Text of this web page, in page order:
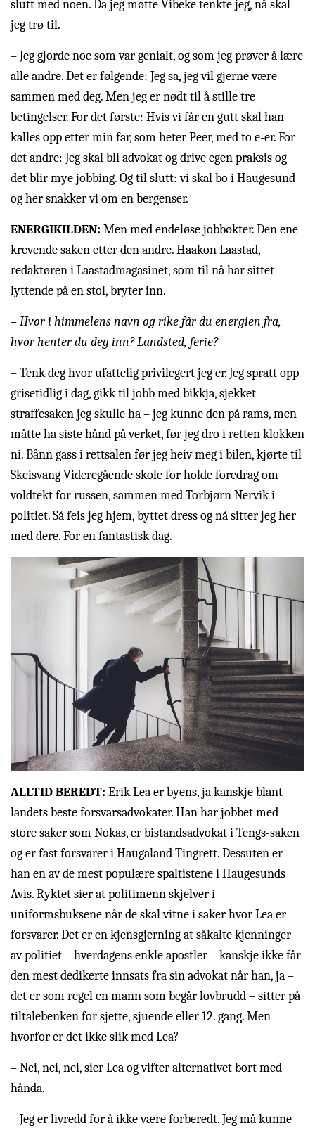
slutt med noen. Da jeg møtte Vibeke tenkte jeg, nå skal
jeg trø til.
– Jeg gjorde noe som var genialt, og som jeg prøver å lære
alle andre. Det er følgende: Jeg sa, jeg vil gjerne være
sammen med deg. Men jeg er nødt til å stille tre
betingelser. For det første: Hvis vi får en gutt skal han
kalles opp etter min far, som heter Peer, med to e-er. For
det andre: Jeg skal bli advokat og drive egen praksis og
det blir mye jobbing. Og til slutt: vi skal bo i Haugesund –
og her snakker vi om en bergenser.
ENERGIKILDEN: Men med endeløse jobbøkter. Den ene
krevende saken etter den andre. Haakon Laastad,
redaktøren i Laastadmagasinet, som til nå har sittet
lyttende på en stol, bryter inn.
– Hvor i himmelens navn og rike får du energien fra,
hvor henter du deg inn? Landsted, ferie?
– Tenk deg hvor ufattelig privilegert jeg er. Jeg spratt opp
grisetidlig i dag, gikk til jobb med bikkja, sjekket
straffesaken jeg skulle ha – jeg kunne den på rams, men
måtte ha siste hånd på verket, før jeg dro i retten klokken
ni. Bånn gass i rettsalen før jeg heiv meg i bilen, kjørte til
Skeisvang Videregående skole for holde foredrag om
voldtekt for russen, sammen med Torbjørn Nervik i
politiet. Så feis jeg hjem, byttet dress og nå sitter jeg her
med dere. For en fantastisk dag.
ALLTID BEREDT: Erik Lea er byens, ja kanskje blant
landets beste forsvarsadvokater. Han har jobbet med
store saker som Nokas, er bistandsadvokat i Tengs-saken
og er fast forsvarer i Haugaland Tingrett. Dessuten er
han en av de mest populære spaltistene i Haugesunds
Avis. Ryktet sier at politimenn skjelver i
uniformsbuksene når de skal vitne i saker hvor Lea er
forsvarer. Det er en kjensgjerning at såkalte kjenninger
av politiet – hverdagens enkle apostler – kanskje ikke får
den mest dedikerte innsats fra sin advokat når han, ja –
det er som regel en mann som begår lovbrudd – sitter på
tiltalebenken for sjette, sjuende eller 12. gang. Men
hvorfor er det ikke slik med Lea?
– Nei, nei, nei, sier Lea og vifter alternativet bort med
hånda.
– Jeg er livredd for å ikke være forberedt. Jeg må kunne